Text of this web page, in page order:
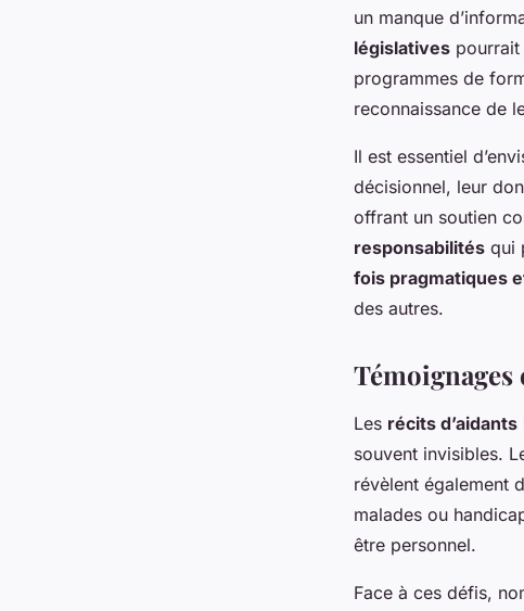
un manque
législatives pourrait
programmes de
reconnaissance de
Il est essentiel
décisionnel, leur
offrant un soutien
responsabilités qui
fois pragmatiques
des autres.
Témoignages
Les récits d’aidants
souvent invisibles.
révèlent également
malades ou
être personnel.
Face à ces défis,